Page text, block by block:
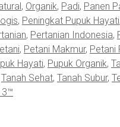
, Organik, Padi, Panen
, Peningkat Pupuk Hayati
, Pertanian Indonesia,
, Petani Makmur, Petani
Hayati, Pupuk Organik,
Tanah Sehat, Tanah Subur,
3™